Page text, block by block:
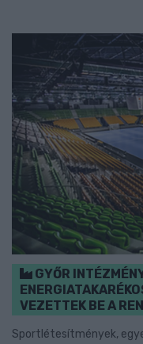
GYŐR
VEZETTEK BE A
Sportlétesítmények,